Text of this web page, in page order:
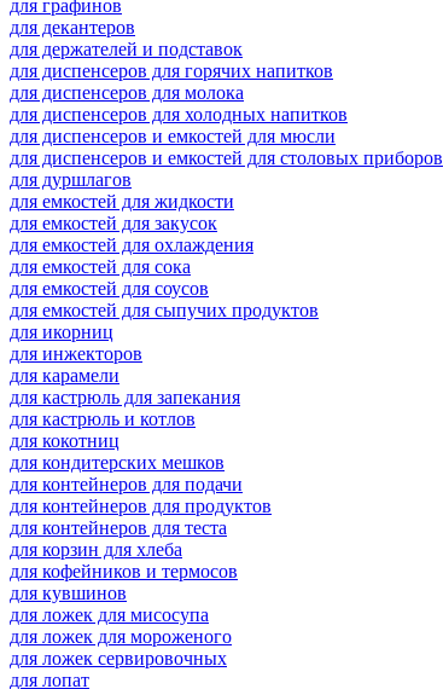
для графинов
для декантеров
для держателей и подставок
для диспенсеров для горячих напитков
для диспенсеров для молока
для диспенсеров для холодных напитков
для диспенсеров и емкостей для мюсли
для диспенсеров и емкостей для столовых приборов
для дуршлагов
для емкостей для жидкости
для емкостей для закусок
для емкостей для охлаждения
для емкостей для сока
для емкостей для соусов
для емкостей для сыпучих продуктов
для икорниц
для инжекторов
для карамели
для кастрюль для запекания
для кастрюль и котлов
для кокотниц
для кондитерских мешков
для контейнеров для подачи
для контейнеров для продуктов
для контейнеров для теста
для корзин для хлеба
для кофейников и термосов
для кувшинов
для ложек для мисосупа
для ложек для мороженого
для ложек сервировочных
для лопат